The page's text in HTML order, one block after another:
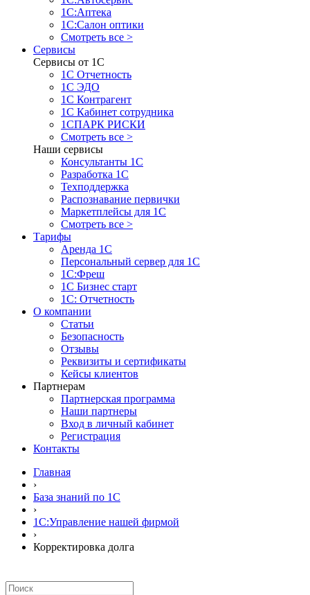
1С:Аптека
1С:Салон оптики
Смотреть все >
Сервисы
Сервисы от 1С
1С Отчетность
1С ЭДО
1С Контрагент
1С Кабинет сотрудника
1СПАРК РИСКИ
Смотреть все >
Наши сервисы
Консультанты 1С
Разработка 1С
Техподдержка
Распознавание первички
Маркетплейсы для 1С
Смотреть все >
Тарифы
Аренда 1С
Персональный сервер для 1С
1С:Фреш
1С Бизнес старт
1С: Отчетность
О компании
Статьи
Безопасность
Отзывы
Реквизиты и сертификаты
Кейсы клиентов
Партнерам
Партнерская программа
Наши партнеры
Вход в личный кабинет
Регистрация
Контакты
Главная
›
База знаний по 1С
›
1С:Управление нашей фирмой
›
Корректировка долга